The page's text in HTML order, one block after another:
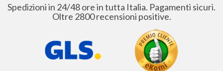
Spedizioni in 24/48 ore in tutta Italia. Pagamenti sicuri.
Oltre 2800 recensioni positive.